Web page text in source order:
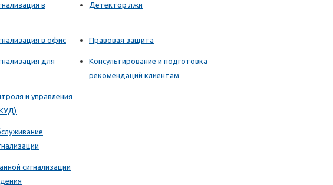
в
Детектор лжи
в офис Правовая защита
для
Консультирование и подготовка
рекомендаций клиентам
и управления
сигнализации